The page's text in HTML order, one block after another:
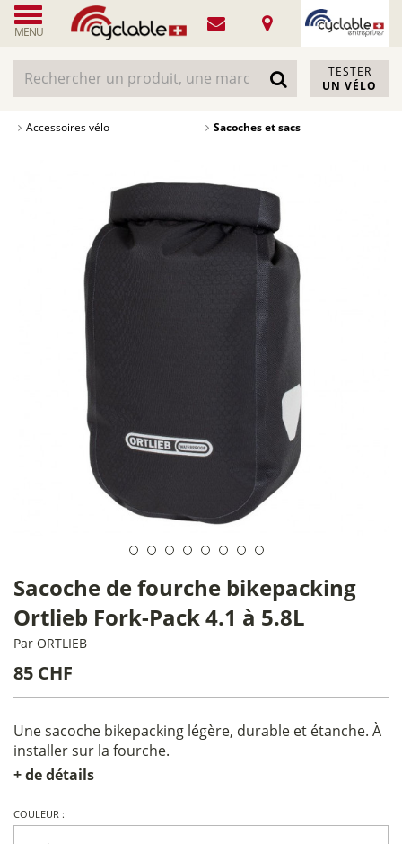
MENU
TESTER
UN VÉLO
Accessoires vélo Sacoches et sacs
Sacoche de fourche bikepacking
Ortlieb Fork-Pack 4.1 à 5.8L
Par ORTLIEB
85 CHF
Une sacoche bikepacking légère, durable et étanche. À
installer sur la fourche.
+ de détails
COULEUR :